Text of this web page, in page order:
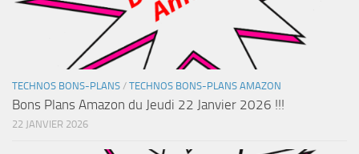
TECHNOS BONS-PLANS / TECHNOS BONS-PLANS AMAZON
Bons Plans Amazon du Jeudi 22 Janvier 2026 !!!
22 JANVIER 2026